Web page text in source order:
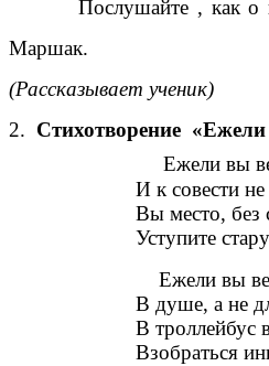
Послушайте , как о
Маршак.
(Рассказывает ученик)
2. Стихотворение
Ежели вы
И к совести не
Вы место, без
Уступите
Ежели вы
В душе, а не
В троллейбус
Взобраться